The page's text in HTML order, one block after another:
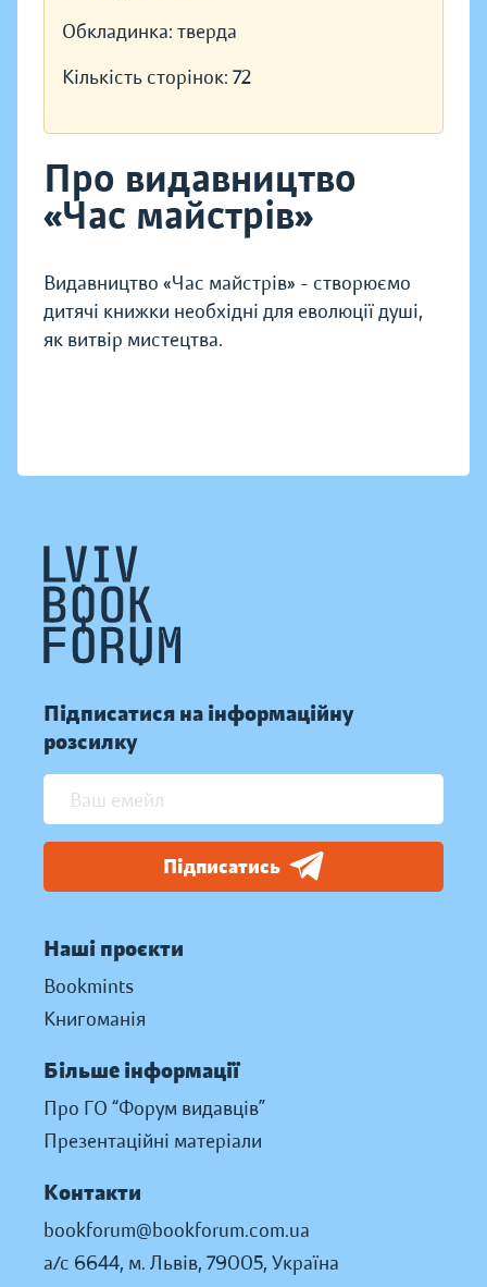
Обкладинка: тверда
Кількість сторінок: 72
Про видавництво
«Час майстрів»
Видавництво «Час майстрів» - створюємо
дитячі книжки необхідні для еволюції душі,
як витвір мистецтва.
Підписатися на інформаційну
розсилку
Підписатись
Наші проєкти
Bookmints
Книгоманія
Більше інформації
Про ГО “Форум видавців”
Презентаційні матеріали
Контакти
bookforum@bookforum.com.ua
а/с 6644, м. Львів, 79005, Україна